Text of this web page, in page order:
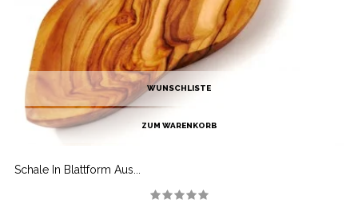
WUNSCHLISTE
ZUM WARENKORB
Schale In Blattform Aus...